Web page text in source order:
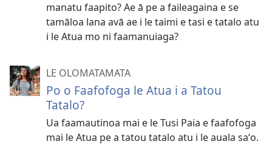
manatu faapito? Ae ā pe a faileagaina e se
tamāloa lana avā ae i le taimi e tasi e tatalo atu
i le Atua mo ni faamanuiaga?
LE OLOMATAMATA
Po o Faafofoga le Atua i a Tatou
Tatalo?
Ua faamautinoa mai e le Tusi Paia e faafofoga
mai le Atua pe a tatou tatalo atu i le auala saʻo.